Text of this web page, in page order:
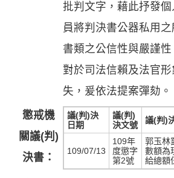
批判文字，藉此抒發
員將判決書公器私用
書類之公信性與嚴謹
對於司法信賴及法官
失，爰依法提案彈劾。
懲戒機
關議(判)
決書：
議(判)決
日期
議(判)
決文號
議(判)
109/07/13
109年
度懲字
第2號
郭玉林
數額為
給總額